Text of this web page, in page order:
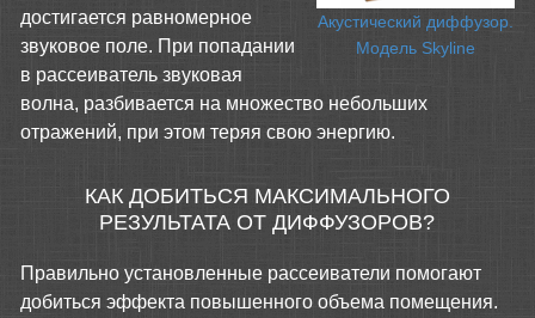
Акустический диффузор.
Модель Skyline
достигается равномерное
звуковое поле. При попадании
в рассеиватель звуковая
волна, разбивается на множество небольших
отражений, при этом теряя свою энергию.
КАК ДОБИТЬСЯ МАКСИМАЛЬНОГО
РЕЗУЛЬТАТА ОТ ДИФФУЗОРОВ?
Правильно установленные рассеиватели помогают
добиться эффекта повышенного объема помещения.